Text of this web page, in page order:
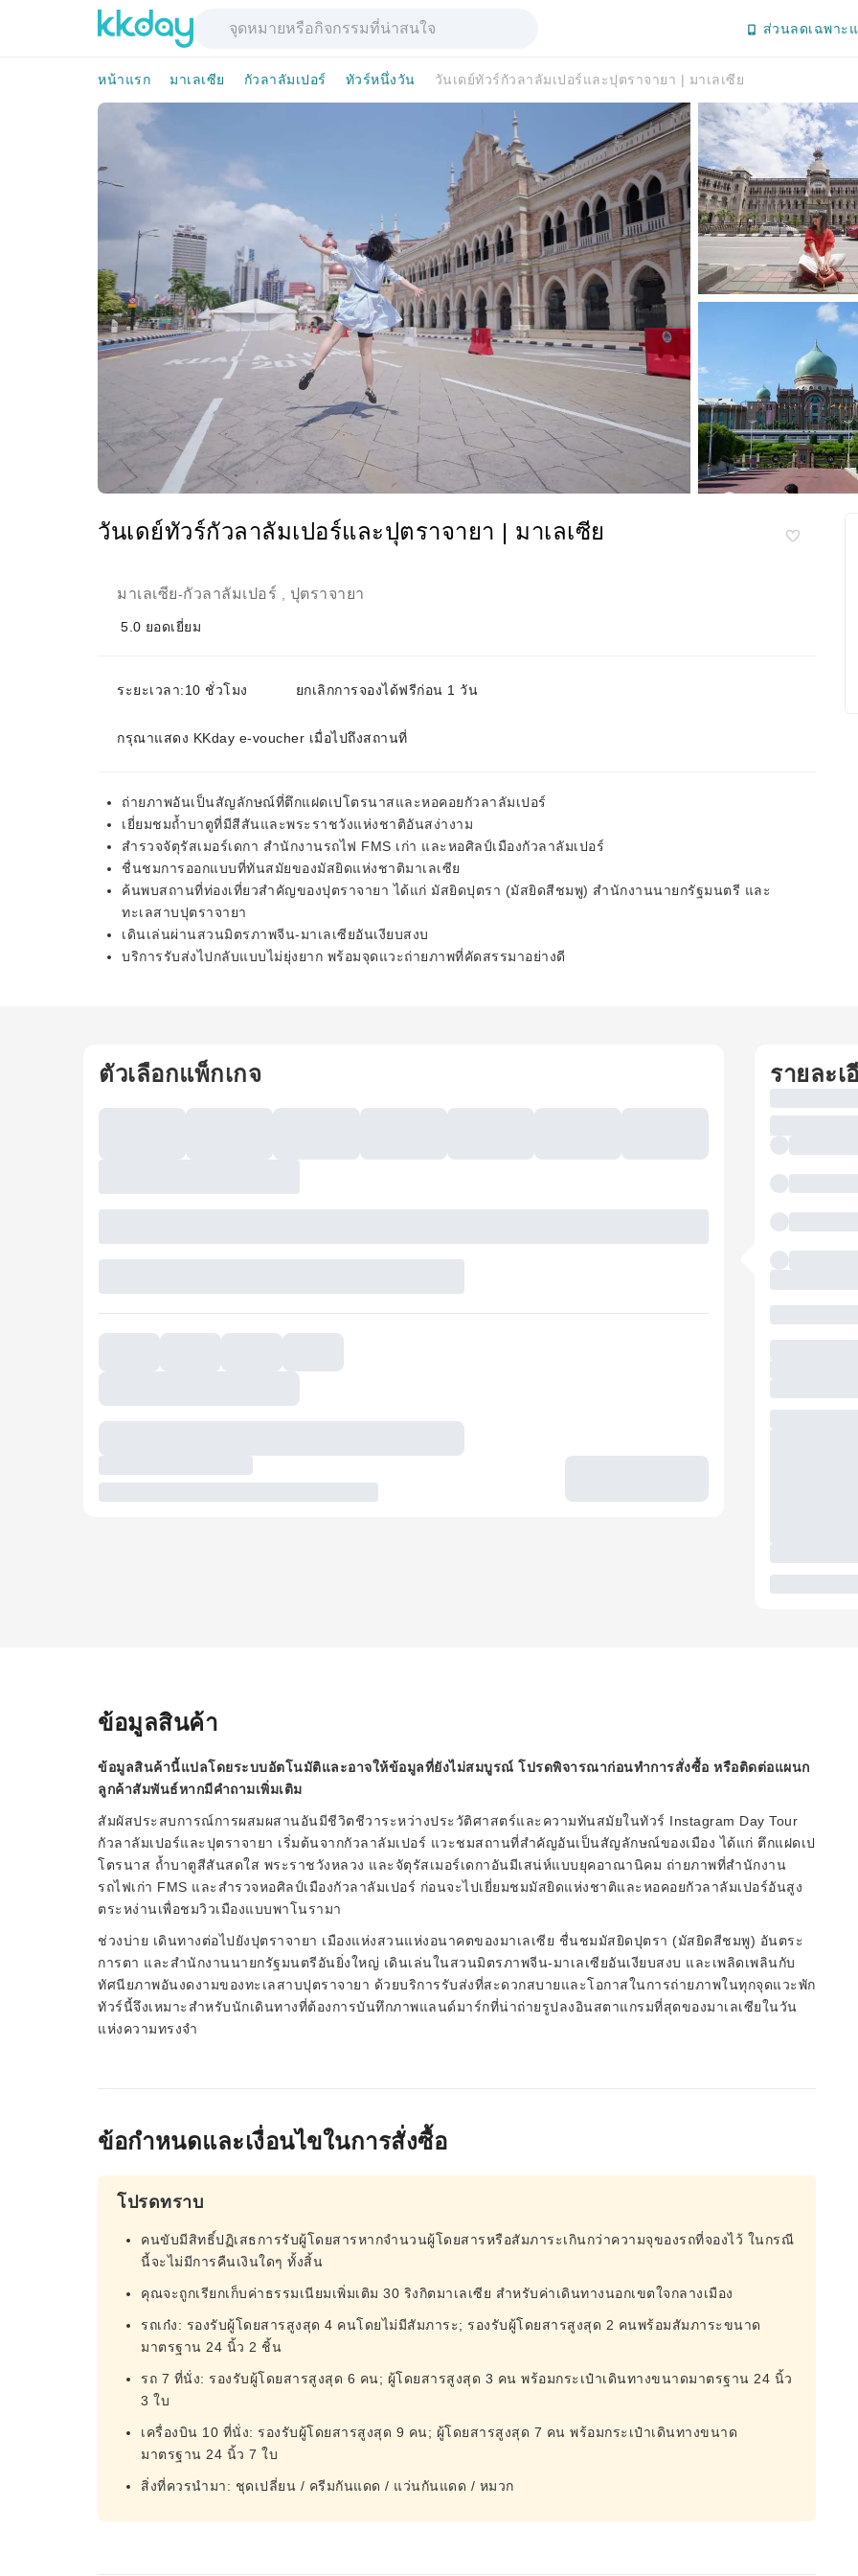
ส่วนลดเฉพาะ
หน้าแรก มาเลเซีย กัวลาลัมเปอร์ ทัวร์หนึ่งวัน วันเดย์ทัวร์กัวลาลัมเปอร์และปุตราจายา | มาเลเซีย
วันเดย์ทัวร์กัวลาลัมเปอร์และปุตราจายา | มาเลเซีย
มาเลเซีย-กัวลาลัมเปอร์ ปุตราจายา
5.0 ยอดเยี่ยม
ระยะเวลา:10 ชั่วโมง ยกเลิกการจองได้ฟรีก่อน 1 วัน
กรุณาแสดง KKday e-voucher เมื่อไปถึงสถานที่
ถ่ายภาพอันเป็นสัญลักษณ์ที่ตึกแฝดเปโตรนาสและหอคอยกัวลาลัมเปอร์
เยี่ยมชมถ้ำบาตูที่มีสีสันและพระราชวังแห่งชาติอันสง่างาม
สำรวจจัตุรัสเมอร์เดกา สำนักงานรถไฟ FMS เก่า และหอศิลป์เมืองกัวลาลัมเปอร์
ชื่นชมการออกแบบที่ทันสมัยของมัสยิดแห่งชาติมาเลเซีย
ค้นพบสถานที่ท่องเที่ยวสำคัญของปุตราจายา ได้แก่ มัสยิดปุตรา (มัสยิดสีชมพู) สำนักงานนายกรัฐมนตรี และ
ทะเลสาบปุตราจายา
เดินเล่นผ่านสวนมิตรภาพจีน-มาเลเซียอันเงียบสงบ
บริการรับส่งไปกลับแบบไม่ยุ่งยาก พร้อมจุดแวะถ่ายภาพที่คัดสรรมาอย่างดี
ตัวเลือกแพ็กเกจ รายละเ
ข้อมูลสินค้า
ข้อมูลสินค้านี้แปลโดยระบบอัตโนมัติและอาจให้ข้อมูลที่ยังไม่สมบูรณ์ โปรดพิจารณาก่อนทำการสั่งซื้อ หรือติดต่อแผนก
ลูกค้าสัมพันธ์หากมีคำถามเพิ่มเติม
สัมผัสประสบการณ์การผสมผสานอันมีชีวิตชีวาระหว่างประวัติศาสตร์และความทันสมัยในทัวร์ Instagram Day Tour
กัวลาลัมเปอร์และปุตราจายา เริ่มต้นจากกัวลาลัมเปอร์ แวะชมสถานที่สำคัญอันเป็นสัญลักษณ์ของเมือง ได้แก่ ตึกแฝดเป
โตรนาส ถ้ำบาตูสีสันสดใส พระราชวังหลวง และจัตุรัสเมอร์เดกาอันมีเสน่ห์แบบยุคอาณานิคม ถ่ายภาพที่สำนักงาน
รถไฟเก่า FMS และสำรวจหอศิลป์เมืองกัวลาลัมเปอร์ ก่อนจะไปเยี่ยมชมมัสยิดแห่งชาติและหอคอยกัวลาลัมเปอร์อันสูง
ตระหง่านเพื่อชมวิวเมืองแบบพาโนรามา
ช่วงบ่าย เดินทางต่อไปยังปุตราจายา เมืองแห่งสวนแห่งอนาคตของมาเลเซีย ชื่นชมมัสยิดปุตรา (มัสยิดสีชมพู) อันตระ
การตา และสำนักงานนายกรัฐมนตรีอันยิ่งใหญ่ เดินเล่นในสวนมิตรภาพจีน-มาเลเซียอันเงียบสงบ และเพลิดเพลินกับ
ทัศนียภาพอันงดงามของทะเลสาบปุตราจายา ด้วยบริการรับส่งที่สะดวกสบายและโอกาสในการถ่ายภาพในทุกจุดแวะพัก
ทัวร์นี้จึงเหมาะสำหรับนักเดินทางที่ต้องการบันทึกภาพแลนด์มาร์กที่น่าถ่ายรูปลงอินสตาแกรมที่สุดของมาเลเซียในวัน
แห่งความทรงจำ
ข้อกำหนดและเงื่อนไขในการสั่งซื้อ
โปรดทราบ
คนขับมีสิทธิ์ปฏิเสธการรับผู้โดยสารหากจำนวนผู้โดยสารหรือสัมภาระเกินกว่าความจุของรถที่จองไว้ ในกรณี
นี้จะไม่มีการคืนเงินใดๆ ทั้งสิ้น
คุณจะถูกเรียกเก็บค่าธรรมเนียมเพิ่มเติม 30 ริงกิตมาเลเซีย สำหรับค่าเดินทางนอกเขตใจกลางเมือง
รถเก๋ง: รองรับผู้โดยสารสูงสุด 4 คนโดยไม่มีสัมภาระ; รองรับผู้โดยสารสูงสุด 2 คนพร้อมสัมภาระขนาด
มาตรฐาน 24 นิ้ว 2 ชิ้น
รถ 7 ที่นั่ง: รองรับผู้โดยสารสูงสุด 6 คน; ผู้โดยสารสูงสุด 3 คน พร้อมกระเป๋าเดินทางขนาดมาตรฐาน 24 นิ้ว
3 ใบ
เครื่องบิน 10 ที่นั่ง: รองรับผู้โดยสารสูงสุด 9 คน; ผู้โดยสารสูงสุด 7 คน พร้อมกระเป๋าเดินทางขนาด
มาตรฐาน 24 นิ้ว 7 ใบ
สิ่งที่ควรนำมา: ชุดเปลี่ยน / ครีมกันแดด / แว่นกันแดด / หมวก